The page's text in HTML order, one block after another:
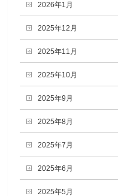
2026年1月
2025年12月
2025年11月
2025年10月
2025年9月
2025年8月
2025年7月
2025年6月
2025年5月